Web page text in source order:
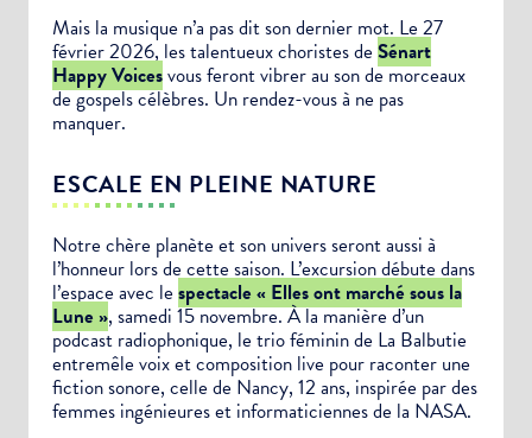
Mais la musique n’a pas dit son dernier mot. Le 27
février 2026, les talentueux choristes de Sénart
Happy Voicesvous feront vibrer au son de morceaux
de gospels célèbres. Un rendez-vous à ne pas
manquer.
ESCALE EN PLEINE NATURE
Notre chère planète et son univers seront aussi à
l’honneur lors de cette saison. L’excursion débute dans
l’espace avec le spectacle « Elles ont marché sous la
Lune », samedi 15 novembre. À la manière d’un
podcast radiophonique, le trio féminin de La Balbutie
entremêle voix et composition live pour raconter une
fiction sonore, celle de Nancy, 12 ans, inspirée par des
femmes ingénieures et informaticiennes de la NASA.